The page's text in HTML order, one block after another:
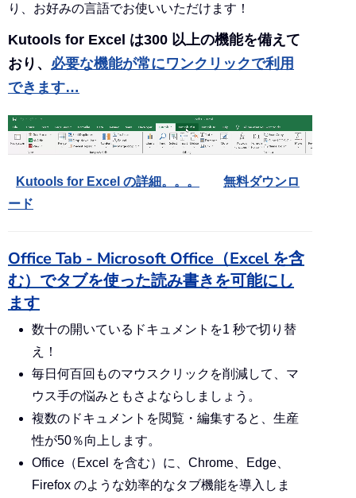
り、お好みの言語でお使いいただけます！
Kutools for Excel は300 以上の機能を備えて
おり、 必要な機能が常にワンクリックで利用
できます…
Kutools for Excel の詳細。。。
無料ダウンロ
ード
Office Tab - Microsoft Office（Excel を含
む）でタブを使った読み書きを可能にし
ます
数十の開いているドキュメントを1 秒で切り替
え！
毎日何百回ものマウスクリックを削減して、マ
ウス手の悩みともさよならしましょう。
複数のドキュメントを閲覧・編集すると、生産
性が50％向上します。
Office（Excel を含む）に、Chrome、Edge、
Firefox のような効率的なタブ機能を導入しま